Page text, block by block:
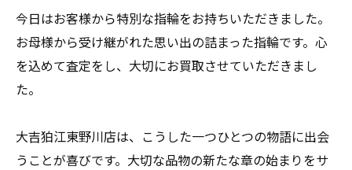
今日はお客様から特別な指輪をお持ちいただきました。
お母様から受け継がれた思い出の詰まった指輪です。心
を込めて査定をし、大切にお買取させていただきまし
た。
大吉狛江東野川店は、こうした一つひとつの物語に出会
うことが喜びです。大切な品物の新たな章の始まりをサ